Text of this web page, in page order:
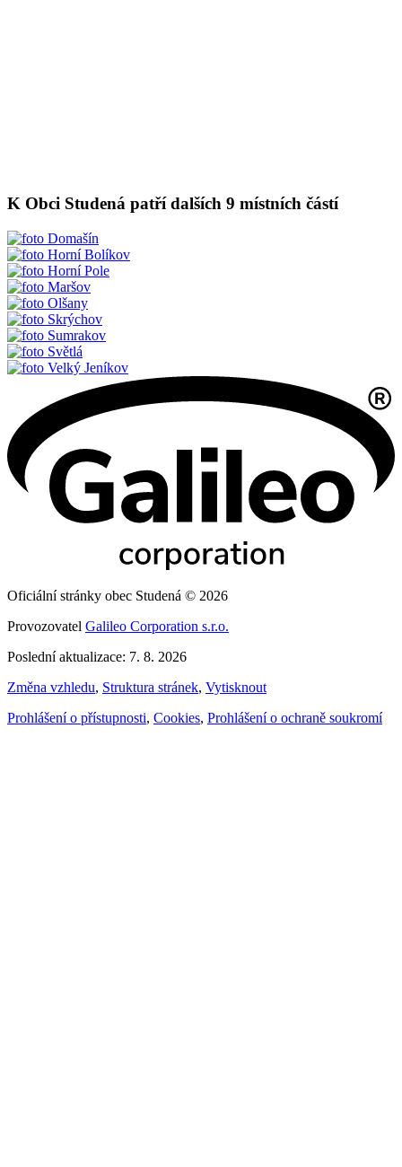
K Obci Studená patří dalších 9 místních částí
Domašín
Horní Bolíkov
Horní Pole
Maršov
Olšany
Skrýchov
Sumrakov
Světlá
Velký Jeníkov
Oficiální stránky obec Studená © 2026
Provozovatel Galileo Corporation s.r.o.
Poslední aktualizace: 7. 8. 2026
Změna vzhledu, Struktura stránek, Vytisknout
Prohlášení o přístupnosti, Cookies, Prohlášení o ochraně soukromí